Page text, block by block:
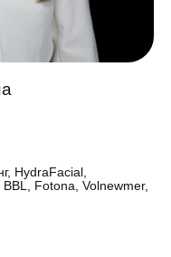
HydraFacial,
Fotona, Volnewmer,